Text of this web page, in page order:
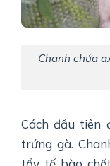
Chanh chứa
Cách đầu tiên
trứng gà.